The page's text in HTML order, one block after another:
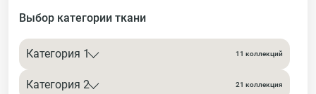
Выбор категории ткани
Категория 1 11 коллекций
Категория 2 21 коллекция